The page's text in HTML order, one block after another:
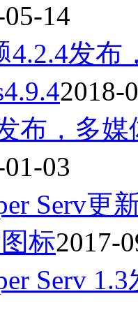
14
4.2.4发
2018-
布，多
03
Serv更
标2017-
Serv